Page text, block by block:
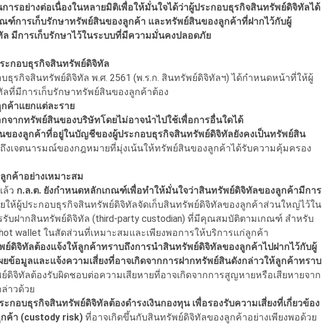
การอย่างต่อเนื่องในหลายมิติเพื่อให้มั่นใจได้ว่าผู้ประกอบธุรกิจสินทรัพย์ดิจิทัลได้
ฑ์การเก็บรักษาทรัพย์สินของลูกค้า และทรัพย์สินของลูกค้าที่ฝากไว้กับผู้
มีการเก็บรักษาไว้ในระบบที่มีความมั่นคงปลอดภัย
กอบธุรกิจสินทรัพย์ดิจิทัล
ธุรกิจสินทรัพย์ดิจิทัล พ.ศ. 2561 (พ.ร.ก. สินทรัพย์ดิจิทัลฯ) ได้กำหนดหน้าที่ให้ผู้
ที่มีการเก็บรักษาทรัพย์สินของลูกค้าต้อง
ค้าแยกแต่ละราย
จากทรัพย์สินของบริษัทโดยไม่อาจนำไปใช้เพื่อการอื่นใดได้
ของลูกค้าที่อยู่ในบัญชีของผู้ประกอบธุรกิจสินทรัพย์ดิจิทัลยังคงเป็นทรัพย์สิน
งเจตนารมณ์ของกฎหมายที่มุ่งเน้นให้ทรัพย์สินของลูกค้าได้รับความคุ้มครอง
กค้าอย่างเหมาะสม
ล้ว ก.ล.ต. ยังกำหนดหลักเกณฑ์เพื่อทำให้มั่นใจว่าสินทรัพย์ดิจิทัลของลูกค้ามีการ
ให้ผู้ประกอบธุรกิจสินทรัพย์ดิจิทัลจัดเก็บสินทรัพย์ดิจิทัลของลูกค้าส่วนใหญ่ไว้ใน
รับฝากสินทรัพย์ดิจิทัล (third-party custodian) ที่มีคุณสมบัติตามเกณฑ์ สำหรับ
wallet ในสัดส่วนที่เหมาะสมและเพียงพอการให้บริการแก่ลูกค้า
ย์ดิจิทัลต้องแจ้งให้ลูกค้าทราบถึงการนำสินทรัพย์ดิจิทัลของลูกค้าไปฝากไว้กับผู้
ยข้อมูลและแจ้งความเสี่ยงที่อาจเกิดจากการฝากทรัพย์สินดังกล่าวให้ลูกค้าทราบ
ดิจิทัลต้องรับผิดชอบต่อความเสียหายที่อาจเกิดจากการสูญหายหรือเสียหายจาก
าวด้วย
ะกอบธุรกิจสินทรัพย์ดิจิทัลต้องดำรงเงินกองทุน เพื่อรองรับความเสี่ยงที่เกี่ยวข้อง
ค้า (custody risk) ที่อาจเกิดขึ้นกับสินทรัพย์ดิจิทัลของลูกค้าอย่างเพียงพอด้วย